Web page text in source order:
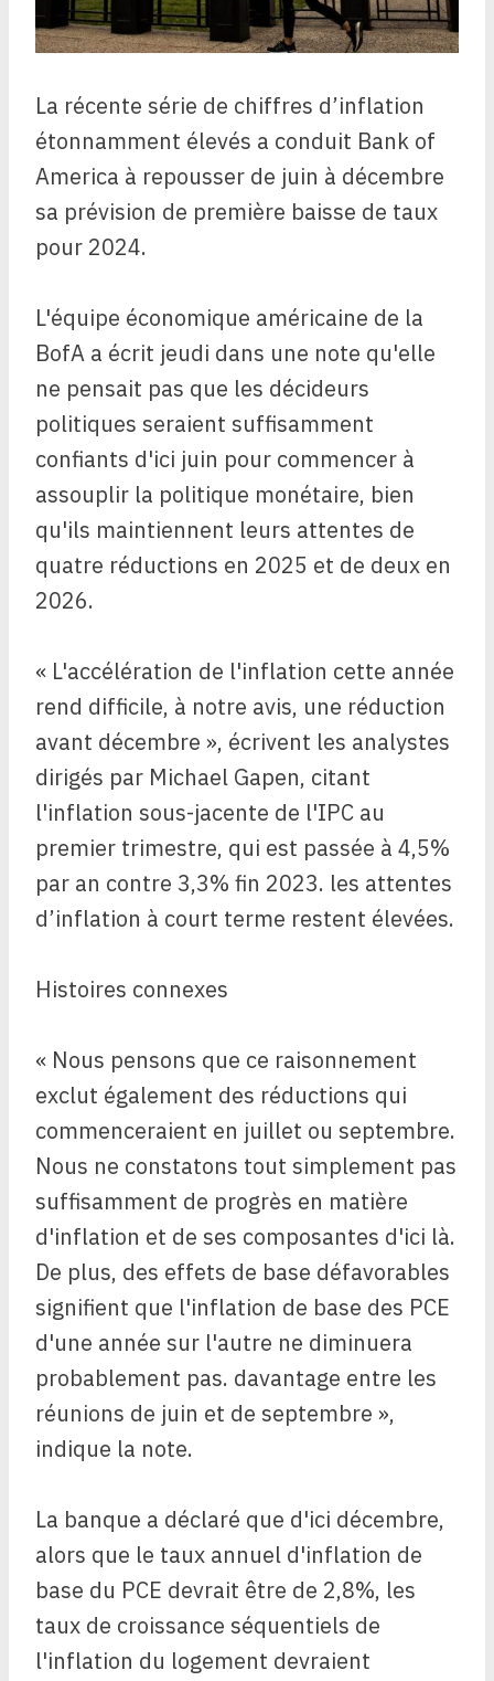
La récente série de chiffres d’inflation
étonnamment élevés a conduit Bank of
America à repousser de juin à décembre
sa prévision de première baisse de taux
pour 2024.
L'équipe économique américaine de la
BofA a écrit jeudi dans une note qu'elle
ne pensait pas que les décideurs
politiques seraient suffisamment
confiants d'ici juin pour commencer à
assouplir la politique monétaire, bien
qu'ils maintiennent leurs attentes de
quatre réductions en 2025 et de deux en
2026.
« L'accélération de l'inflation cette année
rend difficile, à notre avis, une réduction
avant décembre », écrivent les analystes
dirigés par Michael Gapen, citant
l'inflation sous-jacente de l'IPC au
premier trimestre, qui est passée à 4,5%
par an contre 3,3% fin 2023. les attentes
d’inflation à court terme restent élevées.
Histoires connexes
« Nous pensons que ce raisonnement
exclut également des réductions qui
commenceraient en juillet ou septembre.
Nous ne constatons tout simplement pas
suffisamment de progrès en matière
d'inflation et de ses composantes d'ici là.
De plus, des effets de base défavorables
signifient que l'inflation de base des PCE
d'une année sur l'autre ne diminuera
probablement pas. davantage entre les
réunions de juin et de septembre »,
indique la note.
La banque a déclaré que d'ici décembre,
alors que le taux annuel d'inflation de
base du PCE devrait être de 2,8%, les
taux de croissance séquentiels de
l'inflation du logement devraient